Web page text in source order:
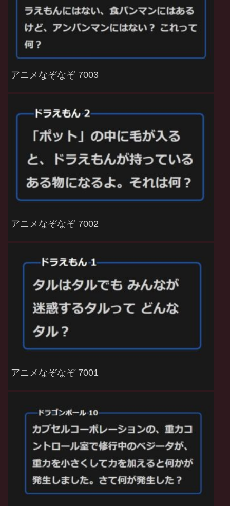
アニメなぞなぞ 7003
アニメなぞなぞ 7002
アニメなぞなぞ 7001